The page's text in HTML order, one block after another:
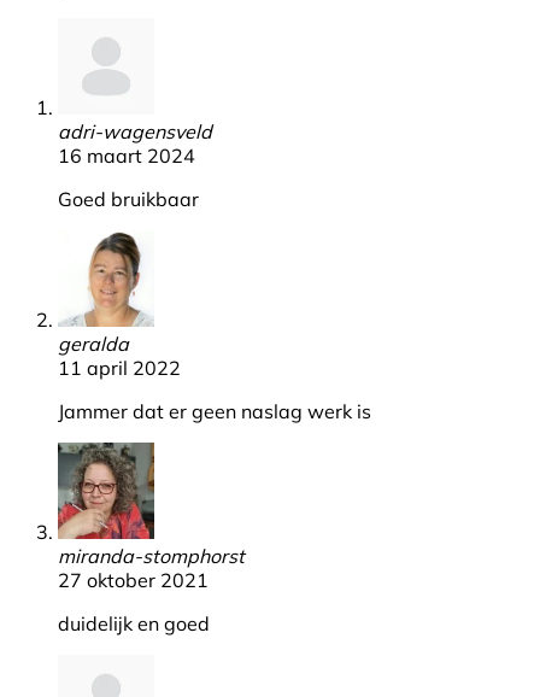
adri-wagensveld
16 maart 2024
Goed bruikbaar
geralda
11 april 2022
Jammer dat er geen naslag werk is
miranda-stomphorst
27 oktober 2021
duidelijk en goed